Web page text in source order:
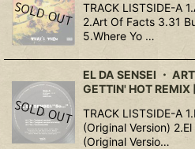
TRACK LISTSIDE-A
2.Art Of Facts 3.31
5.Where Yo …
EL DA SENSEI ・
GETTIN' HOT REMIX
TRACK LISTSIDE-A
(Original Version)
(Original Versio…